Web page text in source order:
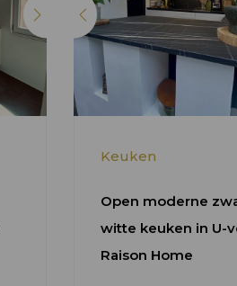
Keuken
Open moderne
witte keuken in U-
Raison Home